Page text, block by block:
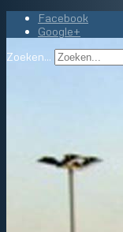
Facebook
Google+
Zoeken...